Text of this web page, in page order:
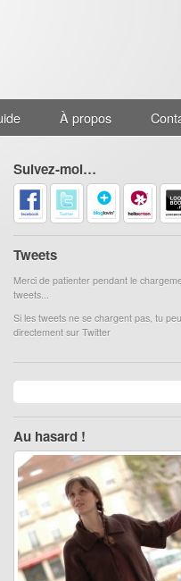
À propos
Suivez-moi…
Tweets
Merci de patienter pendant le
tweets...
Si les tweets ne se chargent pas, tu
directement sur Twitter
Au hasard !